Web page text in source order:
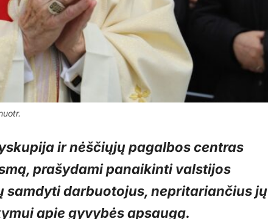
ir nėščiųjų pagalbos centras
prašydami panaikinti valstijos
samdyti darbuotojus, nepritariančius jų
apie gyvybės apsaugą.